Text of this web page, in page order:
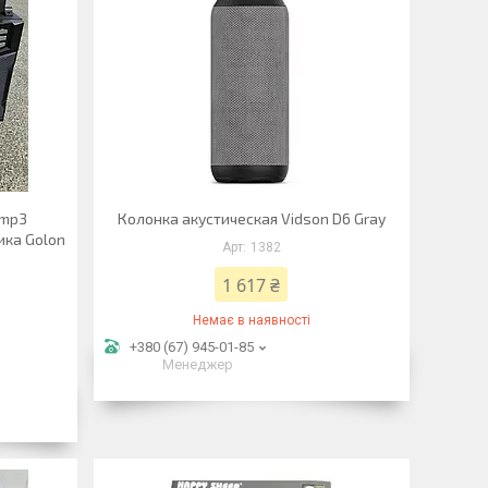
Golon
Колонка акустическая Vidson D6 Gray
1382
1 617 ₴
Немає в наявності
+380 (67) 945-01-85
Менеджер